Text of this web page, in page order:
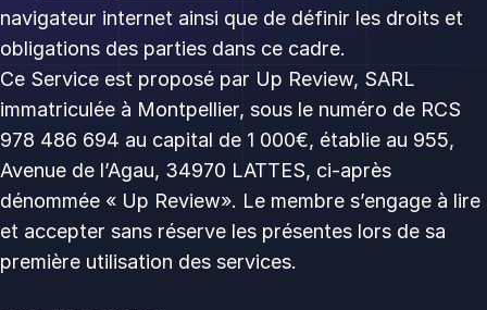
navigateur internet ainsi que de définir les droits et
obligations des parties dans ce cadre.
Ce Service est proposé par Up Review, SARL
immatriculée à Montpellier, sous le numéro de RCS
978 486 694 au capital de 1 000€, établie au 955,
Avenue de l’Agau, 34970 LATTES, ci-après
dénommée « Up Review». Le membre s’engage à lire
et accepter sans réserve les présentes lors de sa
première utilisation des services.